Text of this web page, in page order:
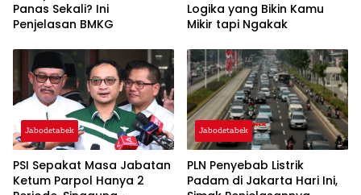
Panas Sekali? Ini
Penjelasan BMKG
Logika yang Bikin Kamu
Mikir tapi Ngakak
Jabodetabek
PSI Sepakat Masa Jabatan
Ketum Parpol Hanya 2
Jabodetabek
PLN Penyebab Listrik
Padam di Jakarta Hari Ini,